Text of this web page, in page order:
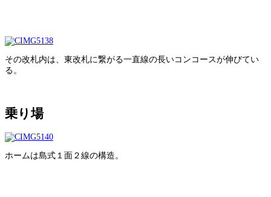
その改札内は、東改札に繋がる一直線の長いコンコースが伸びてい
る。
乗り場
ホームは島式１面２線の構造。